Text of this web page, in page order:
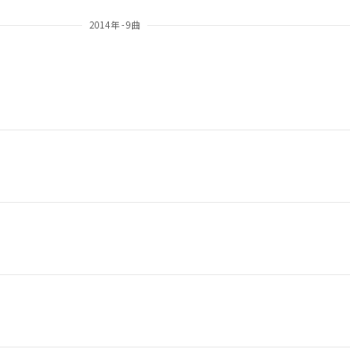
2014年 - 9曲